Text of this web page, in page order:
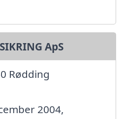
ApS
Rødding
2004,